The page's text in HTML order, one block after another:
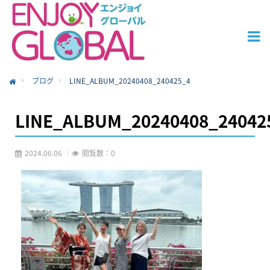
ブログ LINE_ALBUM_20240408_240425_4
2024.06.06 閲覧数：0